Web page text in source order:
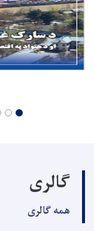
گالری
همه گالری